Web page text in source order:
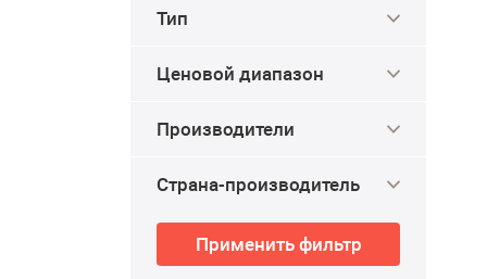
4.4
Тип
Ценовой диапазон
Производители
Страна-производитель
Применить фильтр